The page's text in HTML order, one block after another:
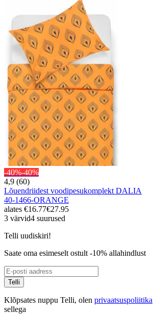
-40%-40%
4,9 (60)
Lõuendriidest voodipesukomplekt DALIA
40-1466-ORANGE
alates €16.77€27.95
3 värvid4 suurused
Telli uudiskiri!
Saate oma esimeselt ostult -10% allahindlust
Telli
Klõpsates nuppu Telli, olen privaatsuspoliitika
sellega